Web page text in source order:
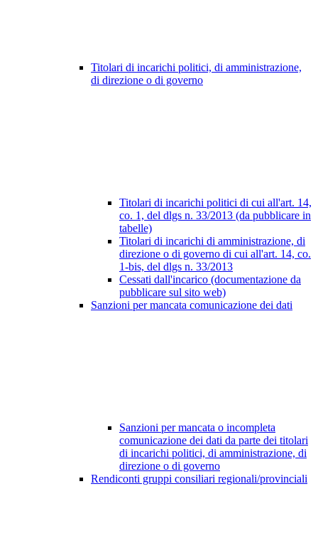
Titolari di incarichi politici, di amministrazione,
di direzione o di governo
Titolari di incarichi politici di cui all'art. 14,
co. 1, del dlgs n. 33/2013 (da pubblicare in
tabelle)
Titolari di incarichi di amministrazione, di
direzione o di governo di cui all'art. 14, co.
1-bis, del dlgs n. 33/2013
Cessati dall'incarico (documentazione da
pubblicare sul sito web)
Sanzioni per mancata comunicazione dei dati
Sanzioni per mancata o incompleta
comunicazione dei dati da parte dei titolari
di incarichi politici, di amministrazione, di
direzione o di governo
Rendiconti gruppi consiliari regionali/provinciali